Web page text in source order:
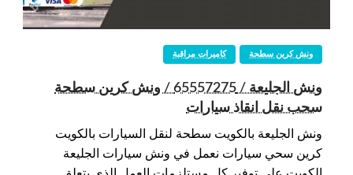
كاميرات مراقبة ونش كرين سطحة
ونش الجليعة / 65557275 / ونش كرين سطحة
سحب نقل انقاذ سيارات
ونش الجليعة بالكويت سطحة لنقل السيارات بالكويت
كرين سحي سيارات نعمل في ونش سيارات الجليعة